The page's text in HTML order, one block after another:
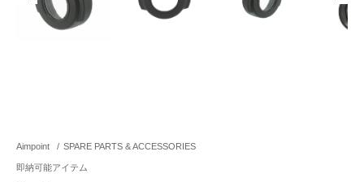
Aimpoint / SPARE PARTS & ACCESSORIES
即納可能アイテム